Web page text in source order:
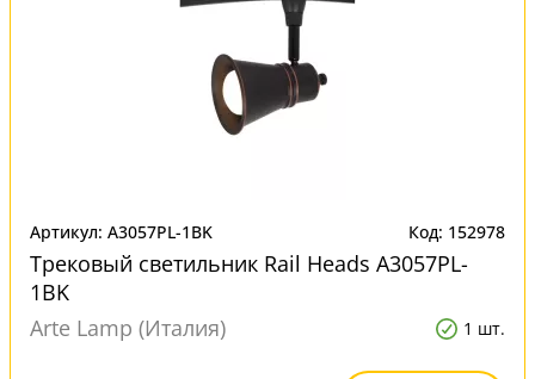
Артикул: A3057PL-1BK Код: 152978
Трековый светильник Rail Heads A3057PL-
1BK
Arte Lamp (Италия)
1 шт.